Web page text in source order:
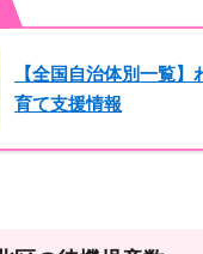
【全国自治体別一覧
育て支援情報